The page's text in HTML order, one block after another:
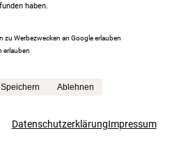
Anfrage
haben.
zu Werbezwecken an Google erlauben
erlauben
Speichern Ablehnen
DatenschutzerklärungImpressum